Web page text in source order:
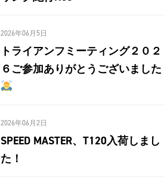
2026年06月5日
トライアンフミーティング２０２
６ご参加ありがとうございました
2026年06月2日
SPEED MASTER、T120入荷しまし
た！